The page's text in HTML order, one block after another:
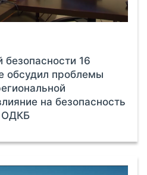
безопасности 16
обсудил проблемы
на безопасность
ОДКБ